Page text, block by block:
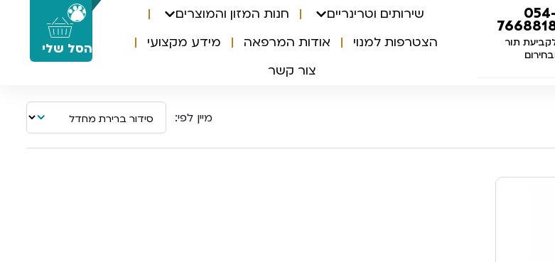
0
הסל שלי
תור
שירותים וטרינריים
חנות המזון והמוצרים
הצטרפות למנוי
אודות המרפאה
מידע מקצועי
צור קשר